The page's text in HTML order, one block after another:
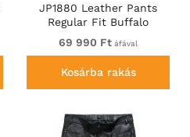
JP1880 Leather Pants
Regular Fit Buffalo
Nubuck Black
69 990 Ft áfával
Kosárba rakás